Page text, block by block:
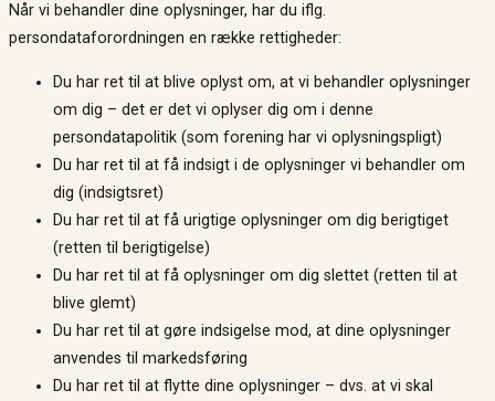
Når vi behandler dine oplysninger, har du iflg.
persondataforordningen en række rettigheder:
Du har ret til at blive oplyst om, at vi behandler oplysninger
om dig – det er det vi oplyser dig om i denne
persondatapolitik (som forening har vi oplysningspligt)
Du har ret til at få indsigt i de oplysninger vi behandler om
dig (indsigtsret)
Du har ret til at få urigtige oplysninger om dig berigtiget
(retten til berigtigelse)
Du har ret til at få oplysninger om dig slettet (retten til at
blive glemt)
Du har ret til at gøre indsigelse mod, at dine oplysninger
anvendes til markedsføring
Du har ret til at flytte dine oplysninger – dvs. at vi skal